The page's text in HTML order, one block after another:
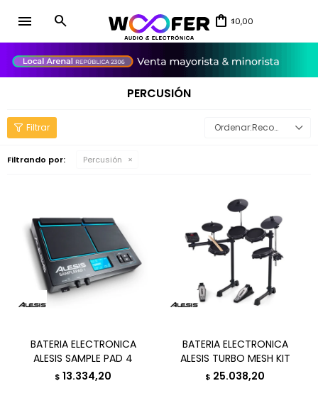
menu $0,00
PERCUSIÓN
Recomendados
Filtrando por: Percusión
BATERIA ELECTRONICA
ALESIS SAMPLE PAD 4
$ 13.334,20
BATERIA ELECTRONICA
ALESIS TURBO MESH KIT
$ 25.038,20
close